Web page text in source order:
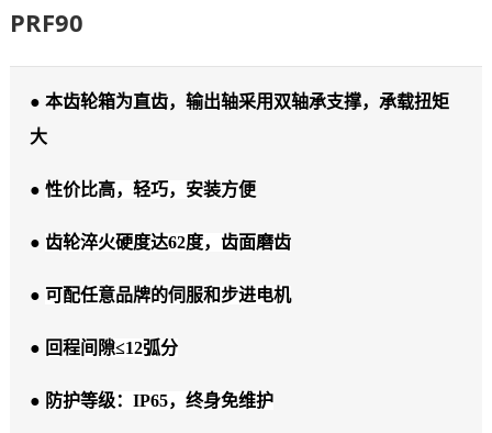
PRF90
● 本齿轮箱为直齿，输出轴采用双轴承支撑，承载扭矩
大
● 性价比高，轻巧，安装方便
● 齿轮淬火硬度达62度，齿面磨齿
● 可配任意品牌的伺服和步进电机
● 回程间隙≤12弧分
● 防护等级：IP65，终身免维护